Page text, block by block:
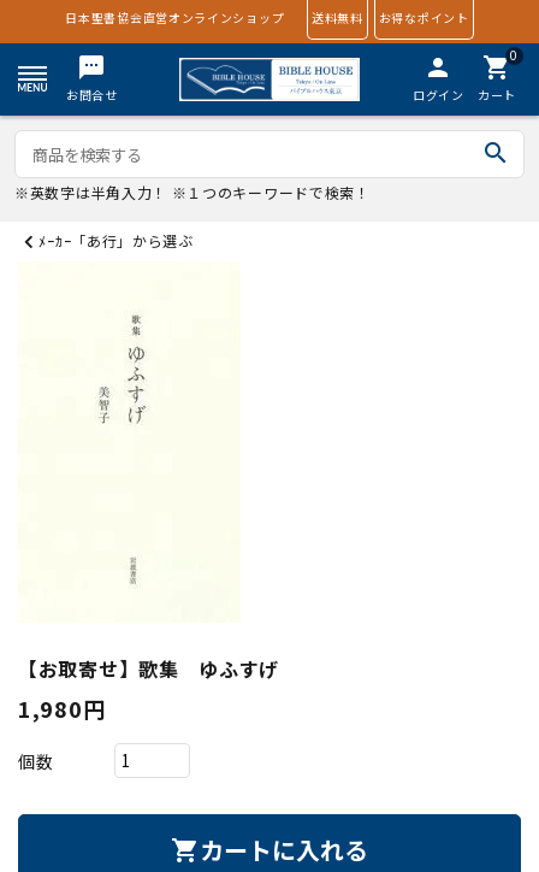
日本聖書協会直営オンラインショップ 送料無料 お得なポイント
textsms
お問合せ
person
ログイン
0
shopping_cart
カート
search
※英数字は半角入力！ ※１つのキーワードで検索！
ﾒｰｶｰ「あ行」から選ぶ
【お取寄せ】歌集 ゆふすげ
1,980円
個数
shopping_cart カートに入れる